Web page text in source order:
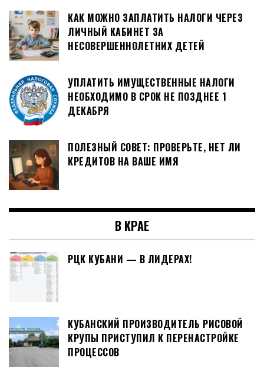
КАК МОЖНО ЗАПЛАТИТЬ НАЛОГИ ЧЕРЕЗ
ЛИЧНЫЙ КАБИНЕТ ЗА
НЕСОВЕРШЕННОЛЕТНИХ ДЕТЕЙ
УПЛАТИТЬ ИМУЩЕСТВЕННЫЕ НАЛОГИ
НЕОБХОДИМО В СРОК НЕ ПОЗДНЕЕ 1
ДЕКАБРЯ
ПОЛЕЗНЫЙ СОВЕТ: ПРОВЕРЬТЕ, НЕТ ЛИ
КРЕДИТОВ НА ВАШЕ ИМЯ
В КРАЕ
РЦК КУБАНИ — В ЛИДЕРАХ!
КУБАНСКИЙ ПРОИЗВОДИТЕЛЬ РИСОВОЙ
КРУПЫ ПРИСТУПИЛ К ПЕРЕНАСТРОЙКЕ
ПРОЦЕССОВ